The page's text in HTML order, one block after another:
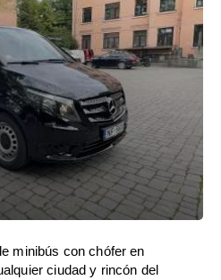
minibús con chófer en
ciudad y rincón del